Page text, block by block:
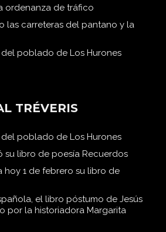
ordenanza de tráfico
las carreteras del pantano y la
del poblado de Los Hurones
TRÉVERIS
del poblado de Los Hurones
su libro de poesía Recuerdos
hoy 1 de febrero su libro de
el libro póstumo de Jesús
por la historiadora Margarita